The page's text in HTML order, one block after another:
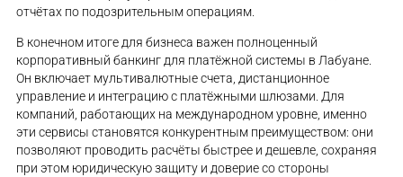
отчётах по подозрительным операциям.
В конечном итоге для бизнеса важен полноценный
корпоративный банкинг для платёжной системы в Лабуане.
Он включает мультивалютные счета, дистанционное
управление и интеграцию с платёжными шлюзами. Для
компаний, работающих на международном уровне, именно
эти сервисы становятся конкурентным преимуществом: они
позволяют проводить расчёты быстрее и дешевле, сохраняя
при этом юридическую защиту и доверие со стороны